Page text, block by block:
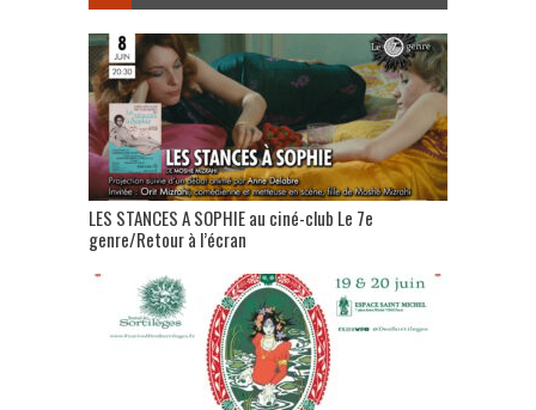
LES STANCES A SOPHIE au ciné-club Le 7e
genre/Retour à l’écran